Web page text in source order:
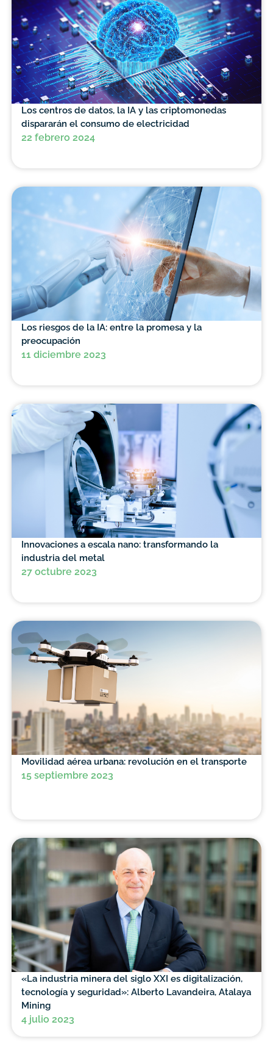
Los centros de datos, la IA y las criptomonedas
dispararán el consumo de electricidad
22 febrero 2024
Los riesgos de la IA: entre la promesa y la
preocupación
11 diciembre 2023
Innovaciones a escala nano: transformando la
industria del metal
27 octubre 2023
Movilidad aérea urbana: revolución en el transporte
15 septiembre 2023
«La industria minera del siglo XXI es digitalización,
tecnología y seguridad»: Alberto Lavandeira, Atalaya
Mining
4 julio 2023